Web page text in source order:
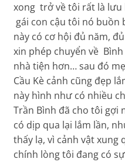
xong trở về tôi rất là lưu
gái con cậu tôi nó
này có cơ hội đủ năm,
xin phép chuyển về
nhà tiện hơn… sau đó
Cầu Kè cảnh cũng đẹp
này hình như có nhiều
Trần Bình đã cho tôi gợi
có dịp qua lại lắm lần,
thấy lạ, vì cảnh vật
chính lòng tôi đang có